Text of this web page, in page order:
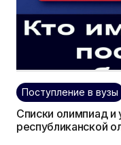
Поступление в вузы
Списки олимпиад
республиканской